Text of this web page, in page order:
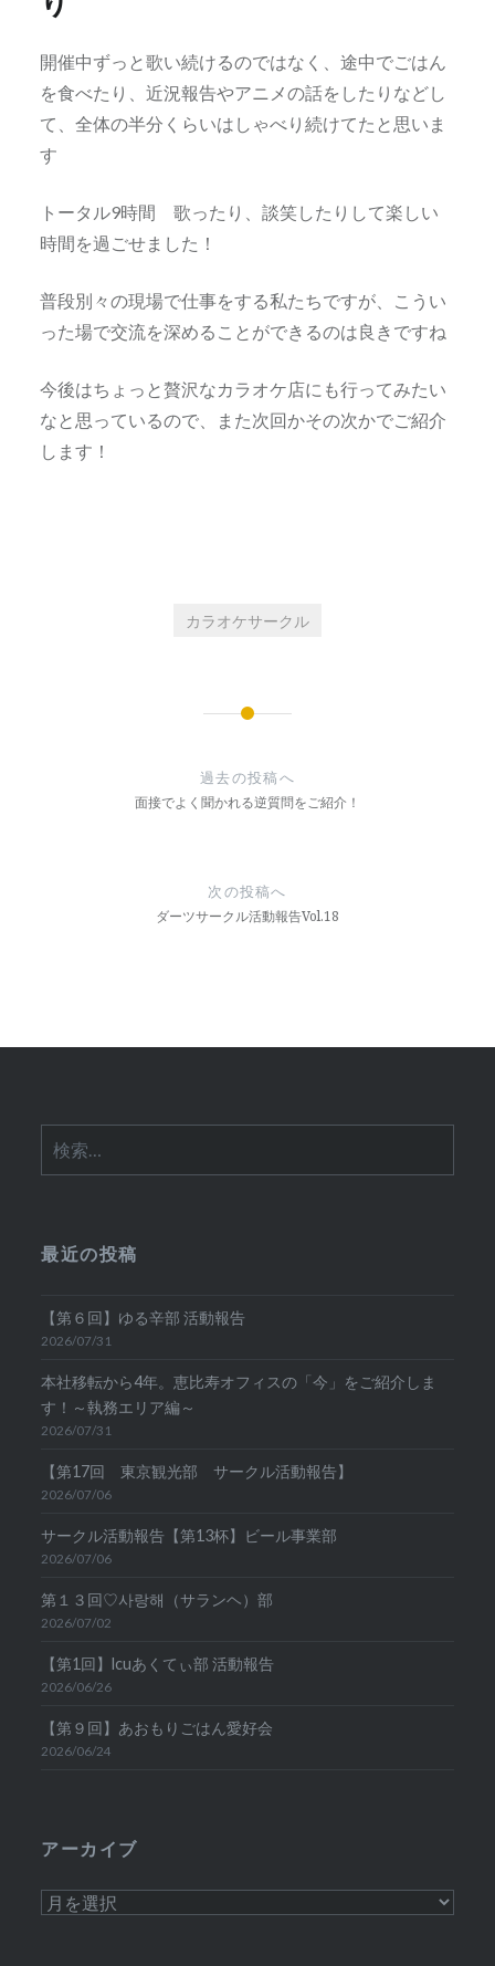
開催中ずっと歌い続けるのではなく、途中でごはん
を食べたり、近況報告やアニメの話をしたりなどし
て、全体の半分くらいはしゃべり続けてたと思いま
す
トータル9時間 歌ったり、談笑したりして楽しい
時間を過ごせました！
普段別々の現場で仕事をする私たちですが、こうい
った場で交流を深めることができるのは良きですね
今後はちょっと贅沢なカラオケ店にも行ってみたい
なと思っているので、また次回かその次かでご紹介
します！
カラオケサークル
ン
過去の投稿へ
面接でよく聞かれる逆質問をご紹介！
次の投稿へ
ダーツサークル活動報告Vol.18
索:
最近の投稿
【第６回】ゆる辛部 活動報告
2026/07/31
本社移転から4年。恵比寿オフィスの「今」をご紹介しま
す！～執務エリア編～
2026/07/31
【第17回 東京観光部 サークル活動報告】
2026/07/06
サークル活動報告【第13杯】ビール事業部
2026/07/06
第１３回♡사랑해（サランヘ）部
2026/07/02
【第1回】lcuあくてぃ部 活動報告
2026/06/26
【第９回】あおもりごはん愛好会
2026/06/24
アーカイブ
ア